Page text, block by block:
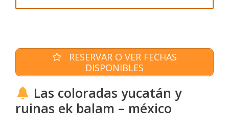
RESERVAR O VER FECHAS
DISPONIBLES
Las coloradas yucatán y
ruinas ek balam – méxico